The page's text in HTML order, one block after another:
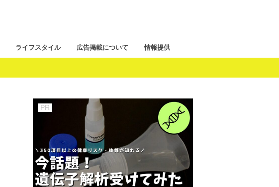
ライフスタイル 広告掲載について 情報提供